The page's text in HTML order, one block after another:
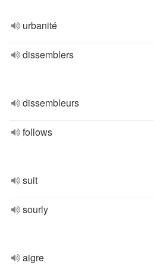
urbanité
dissemblers
dissembleurs
follows
suit
sourly
aigre